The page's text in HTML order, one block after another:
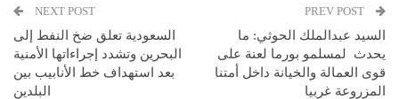
السيد عبدالملك الحوثي: ما
يحدث لمسلمو بورما لعنة على
قوى العمالة والخيانة داخل أمتنا
المزروعة غربيا
NEXT POST
السعودية تعلق ضخ النفط إلى
البحرين وتشدد إجراءاتها الأمنية
بعد استهداف خط الأنابيب بين
البلدين